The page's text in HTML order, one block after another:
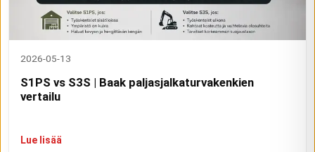
2026-05-13
S1PS vs S3S | Baak paljasjalkaturvakenkien
vertailu
Lue lisää